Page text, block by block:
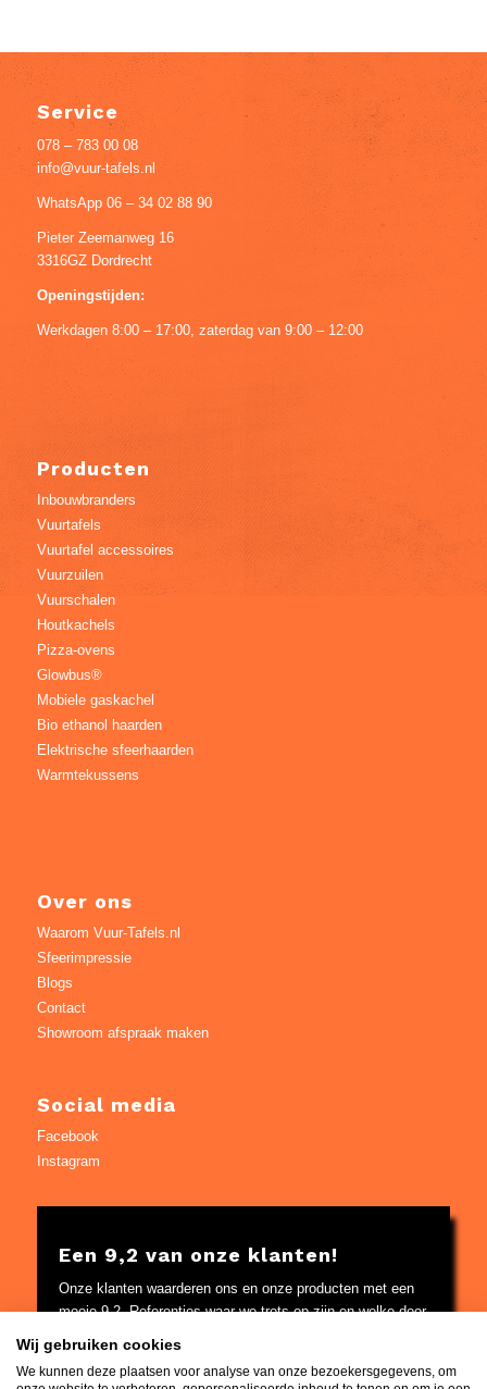
Service
078 – 783 00 08
info@vuur-tafels.nl
WhatsApp 06 – 34 02 88 90
Pieter Zeemanweg 16
3316GZ Dordrecht
Openingstijden:
Werkdagen 8:00 – 17:00, zaterdag van 9:00 – 12:00
Producten
Inbouwbranders
Vuurtafels
Vuurtafel accessoires
Vuurzuilen
Vuurschalen
Houtkachels
Pizza-ovens
Glowbus®
Mobiele gaskachel
Bio ethanol haarden
Elektrische sfeerhaarden
Warmtekussens
Over ons
Waarom Vuur-Tafels.nl
Sfeerimpressie
Blogs
Contact
Showroom afspraak maken
Social media
Facebook
Instagram
Een 9,2 van onze klanten!
Onze klanten waarderen ons en onze producten met een
mooie 9,2. Referenties waar we trots op zijn en welke door
Bekijkhierde referenties
Wij gebruiken cookies
We kunnen deze plaatsen voor analyse van onze bezoekersgegevens, om